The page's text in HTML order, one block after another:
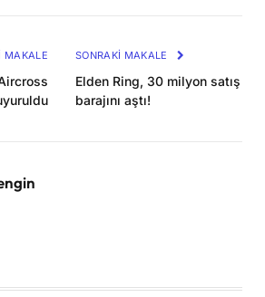
MAKALE SONRAKI MAKALE
Elden Ring, 30 milyon satış
barajını aştı!